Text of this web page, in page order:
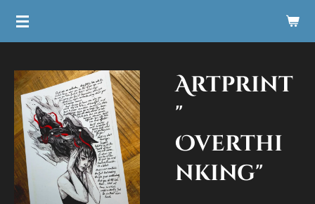
Ga
de
hoofdinhoud
Artprint
"
Overthi
nking"